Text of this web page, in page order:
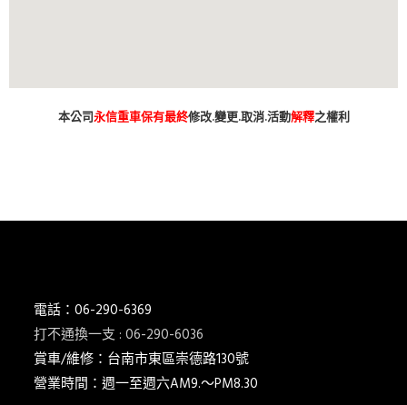
本公司永信重車保有最終修改.變更.取消.活動解釋之權利
電話：06-290-6369
打不通換一支 : 06-290-6036
賞車/維修：台南市東區崇德路130號
營業時間：週一至週六AM9.～PM8.30